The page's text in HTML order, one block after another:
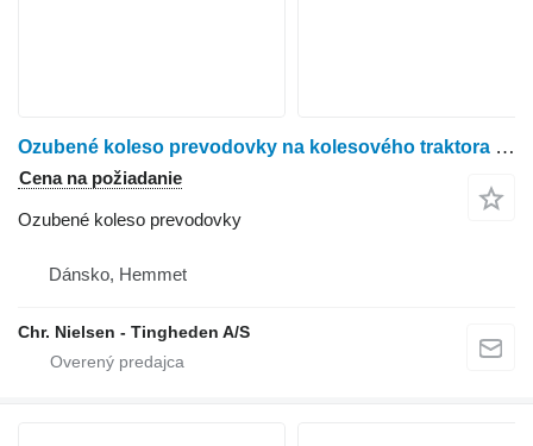
Ozubené koleso prevodovky na kolesového traktora John Deere 6200
Cena na požiadanie
Ozubené koleso prevodovky
Dánsko, Hemmet
Chr. Nielsen - Tingheden A/S